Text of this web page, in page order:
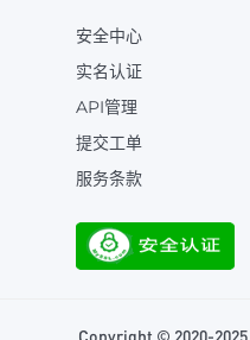
安全中心
实名认证
API管理
提交工单
服务条款
Copyright © 2020-